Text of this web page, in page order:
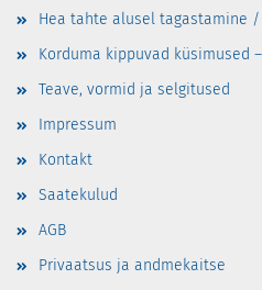
Hea tahte alusel tagastamine
Korduma kippuvad küsimused –
Teave, vormid ja selgitused
Impressum
Kontakt
Saatekulud
AGB
Privaatsus ja andmekaitse